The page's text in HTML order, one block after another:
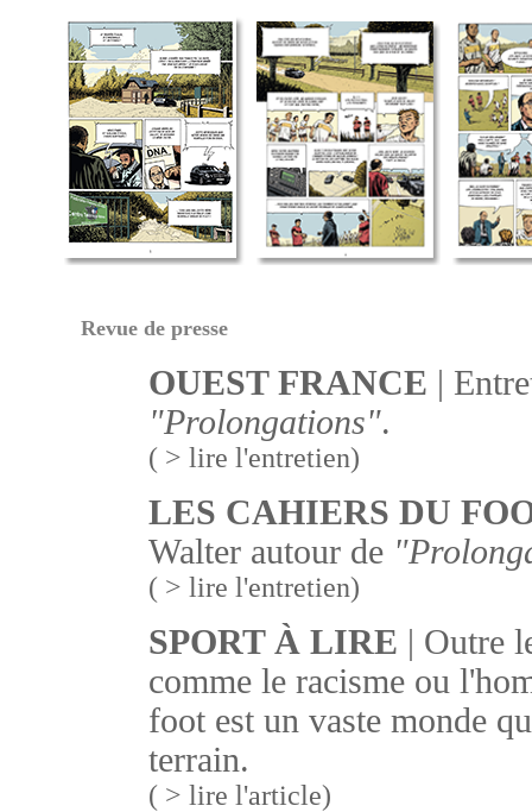
Revue de presse
OUEST FRANCE |
"Prolongations".
( > lire l'entretien)
LES CAHIERS DU
Walter autour de
( > lire l'entretien)
SPORT À LIRE | Outre
comme le racisme ou
foot est un vaste monde
terrain.
( > lire l'article)